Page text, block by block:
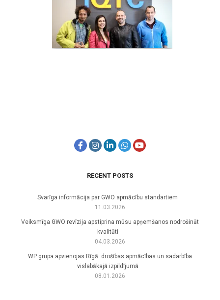
RECENT POSTS
Svarīga informācija par GWO apmācību standartiem
11.03.2026
Veiksmīga GWO revīzija apstiprina mūsu apņemšanos nodrošināt
kvalitāti
04.03.2026
WP grupa apvienojas Rīgā: drošības apmācības un sadarbība
vislabākajā izpildījumā
08.01.2026